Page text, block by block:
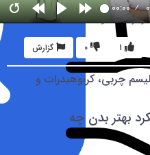
00:00
گزارش 0 1
چربی، کربوهیدرات و
بهتر بدن چه